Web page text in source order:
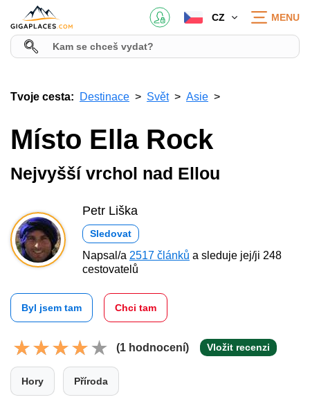
CZ MENU
Tvoje cesta: Destinace Svět Asie
Místo Ella Rock
Nejvyšší vrchol nad Ellou
Petr Liška
Sledovat
Napsal/a 2517 článků a sleduje jej/ji 248
cestovatelů
Byl jsem tam Chci tam
(1 hodnocení) Vložit recenzi
Hory Příroda